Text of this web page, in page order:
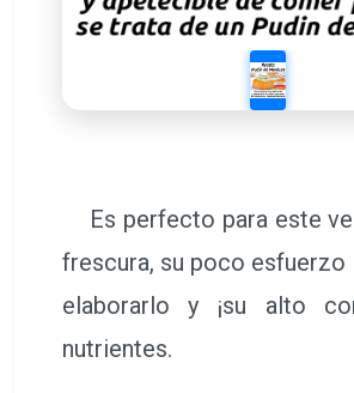
Es perfecto para este
frescura, su poco esfuerzo
elaborarlo y ¡su alto
nutrientes.